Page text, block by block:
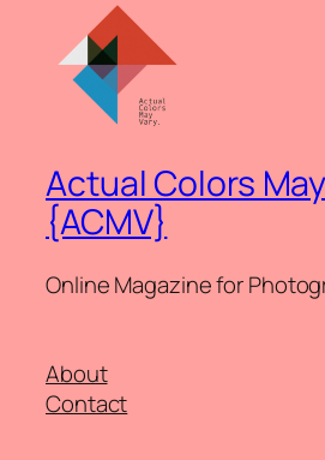
Actual Colors
{ACMV}
Online Magazine for
About
Contact